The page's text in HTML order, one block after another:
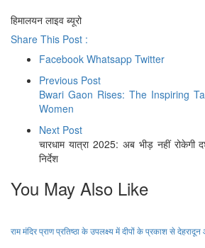
हिमालयन लाइव ब्यूरो
Share This Post :
Facebook Whatsapp Twitter
Previous Post
Bwari Gaon Rises: The Inspiring
Women
Next Post
चारधाम यात्रा 2025: अब भीड़ नहीं रोकेगी
निर्देश
You May Also Like
राम मंदिर प्राण प्रतिष्ठा के उपलक्ष्य में दीपों के प्रकाश से